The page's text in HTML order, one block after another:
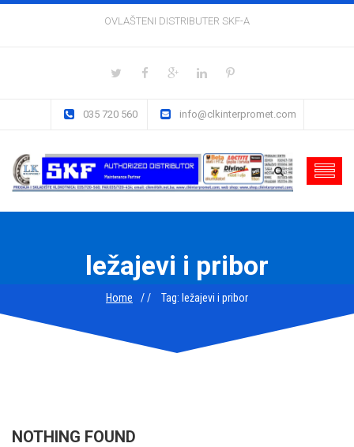
OVLAŠTENI DISTRIBUTER SKF-A
035 720 560 info@clkinterpromet.com
ležajevi i pribor
Home Tag: ležajevi i pribor
NOTHING FOUND